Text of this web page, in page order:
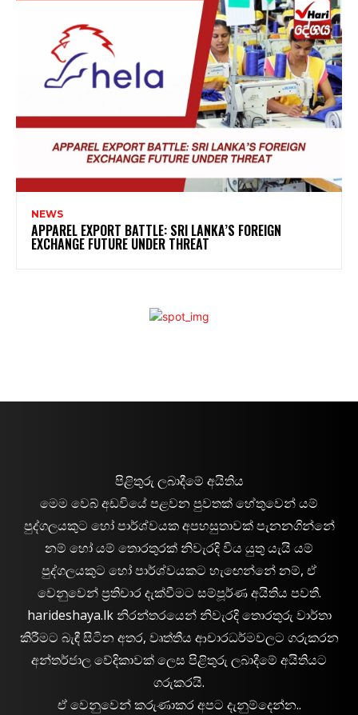
NEWS
APPAREL EXPORT BATTLE: SRI LANKA’S FOREIGN
EXCHANGE FUTURE UNDER THREAT
පිළිතුරු ලබාදීමේ අයිතිය
මෙම වෙබ් අඩවියේ පළවන පුවතක් හේතුවෙන් යම්
පුද්ගලයකුට හෝ පාර්ශ්වයක අපහසුතාවක් පැනනගින්නේ
නම් හෝ යම් තොරතුරක් නිවැරදි විය යුතු යැයි යම්
පුද්ගලයකුට හෝ පාර්ශ්වයකට හැඟෙන්නේ නම්, ඒ
වෙනුවෙන් ප්‍රතිචාර දැක්වීමට සම්පූර්ණ අයිතිය පවතී.
harideshaya.lk නිරන්තරයෙන් නිවැරදි තොරතුරු වාර්තා
කිරීමට බැඳී සිටින අතර, වෘත්තීය ආචාරධර්මවලට ගරුකරන
අන්තර්ජාල වේදිකාවක් ලෙස පිළිතුරු ලබාදීමේ අයිතියට
ගරුකරයි.
ඒ වෙනුවෙන් කරුණාකර අපට දැනුම්දෙන්න..